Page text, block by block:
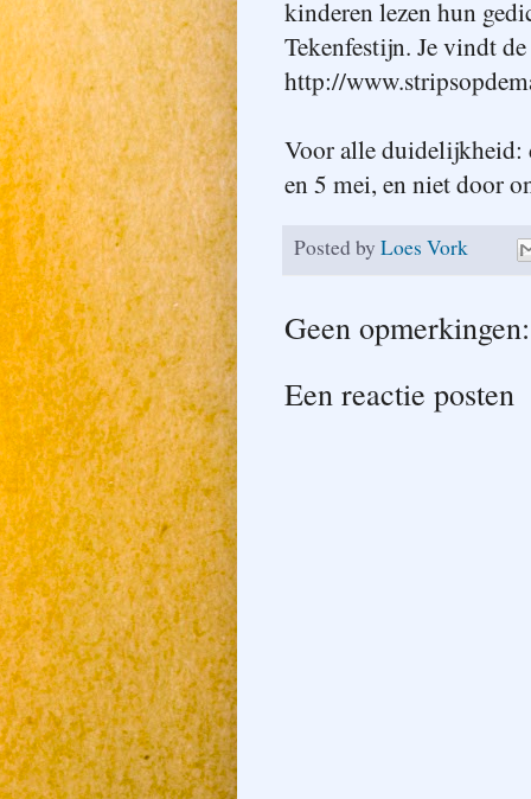
kinderen lezen hun
Tekenfestijn. Je vindt
http://
Voor alle duidelijkheid:
en 5 mei, en niet door
Posted by Loes Vork
Geen opmerkingen:
Een reactie posten